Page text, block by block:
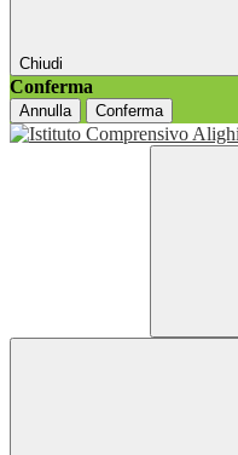
Chiudi
Conferma
Annulla Conferma